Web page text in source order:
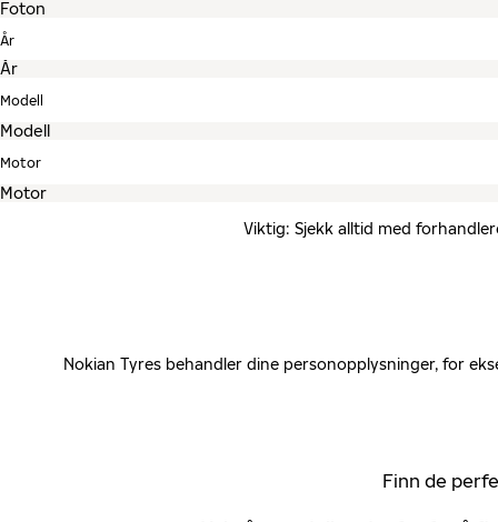
År
Modell
Motor
Viktig: Sjekk alltid med
Nokian Tyres behandler dine personopplysninger, for
Finn de